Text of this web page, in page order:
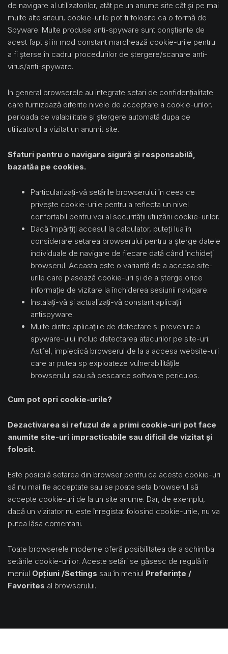
de navigare al utilizatorilor, atât pe un anume site cât și pe mai
multe alte siteuri, cookie-urile pot fi folosite ca o formă de
Spyware. Multe produse anti-spyware sunt conștiente de
acest fapt și in mod constant marchează cookie-urile pentru
a fi șterse în cadrul procedurilor de ștergere/scanare anti-
virus/anti-spyware.
In general browserele au integrate setari de confidențialitate
care furnizează diferite nivele de acceptare a cookie-urilor,
perioada de valabilitate și ștergere automată dupa ce
utilizatorul a vizitat un anumit site.
Sfaturi pentru o navigare sigură și responsabilă,
bazatăa pe cookies.
Particularizați-vă setările browserului în ceea ce
privește cookie-urile pentru a reflecta un nivel
confortabil pentru voi al securității utilizării cookie-urilor.
Dacă împărțiți accesul la calculator, puteți lua în
considerare setarea browserului pentru a șterge datele
individuale de navigare de fiecare dată când închideți
browserul. Aceasta este o variantă de a accesa site-
urile care plasează cookie-uri și de a șterge orice
informație de vizitare la închiderea sesiunii navigare.
Instalați-vă și actualizați-vă constant aplicații
antispyware.
Multe dintre aplicațiile de detectare și prevenire a
spyware-ului includ detectarea atacurilor pe site-uri.
Astfel, impiedică browserul de la a accesa website-uri
care ar putea sp exploateze vulnerabilitățile
browserului sau să descarce software periculos.
Cum pot opri cookie-urile?
Dezactivarea si refuzul de a primi cookie-uri pot face
anumite site-uri impracticabile sau dificil de vizitat și
folosit.
Este posibilă setarea din browser pentru ca aceste cookie-uri
să nu mai fie acceptate sau se poate seta browserul să
accepte cookie-uri de la un site anume. Dar, de exemplu,
dacă un vizitator nu este înregistat folosind cookie-urile, nu va
putea lăsa comentarii.
Toate browserele moderne oferă posibilitatea de a schimba
setările cookie-urilor. Aceste setări se găsesc de regulă în
meniul Opțiuni /Settings sau în meniul Preferințe /
Favorites al browserului.